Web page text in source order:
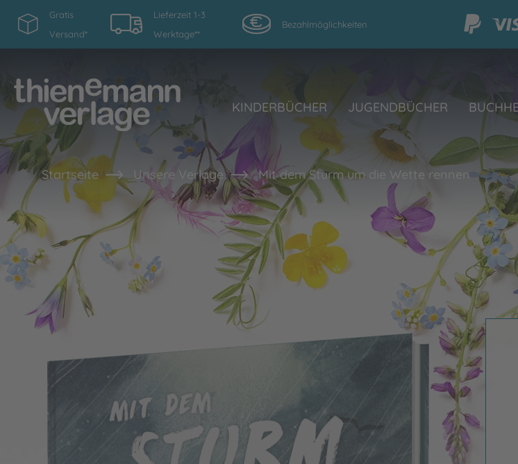
Gratis
Versand*
Lieferzeit 1-3
Werktage**
Bezahlmöglichkeiten
KINDERBÜCHER JUGENDBÜCHER
Startseite Unsere Verlage Mit dem Sturm um die Wette rennen